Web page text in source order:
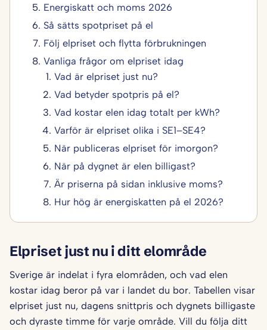
Energiskatt och moms 2026
Så sätts spotpriset på el
Följ elpriset och flytta förbrukningen
Vanliga frågor om elpriset idag
Vad är elpriset just nu?
Vad betyder spotpris på el?
Vad kostar elen idag totalt per kWh?
Varför är elpriset olika i SE1–SE4?
När publiceras elpriset för imorgon?
När på dygnet är elen billigast?
Är priserna på sidan inklusive moms?
Hur hög är energiskatten på el 2026?
Elpriset just nu i ditt elområde
Sverige är indelat i fyra elområden, och vad elen
kostar idag beror på var i landet du bor. Tabellen visar
elpriset just nu, dagens snittpris och dygnets billigaste
och dyraste timme för varje område. Vill du följa ditt